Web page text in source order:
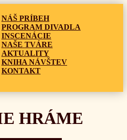
NÁŠ PRÍBEH
PROGRAM DIVADLA
INSCENÁCIE
NAŠE TVÁRE
AKTUALITY
KNIHA NÁVŠTEV
KONTAKT
HRÁME